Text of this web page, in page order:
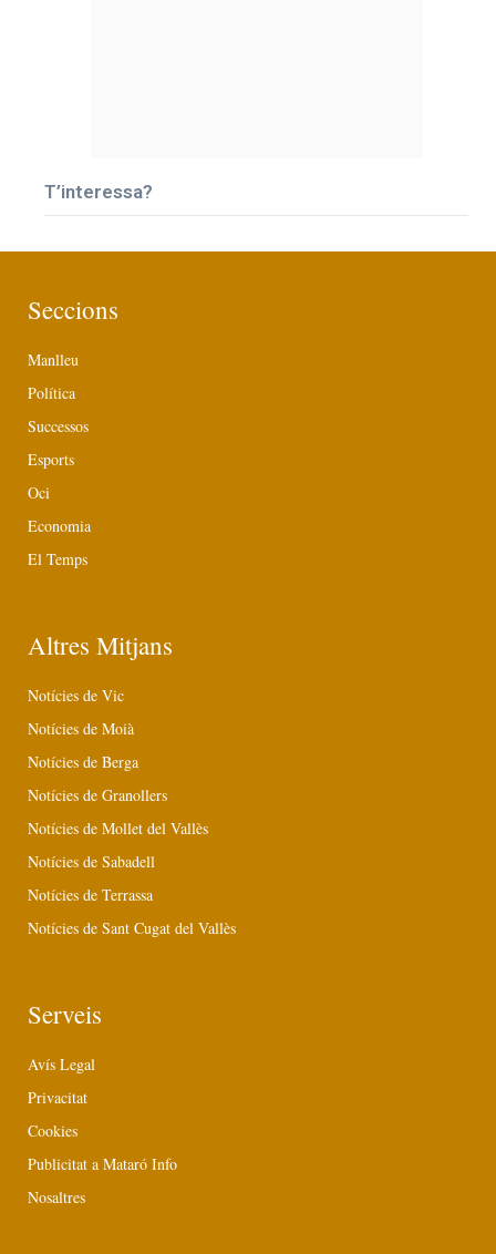
T’interessa?
Seccions
Manlleu
Política
Successos
Esports
Oci
Economia
El Temps
Altres Mitjans
Notícies de Vic
Notícies de Moià
Notícies de Berga
Notícies de Granollers
Notícies de Mollet del Vallès
Notícies de Sabadell
Notícies de Terrassa
Notícies de Sant Cugat del Vallès
Serveis
Avís Legal
Privacitat
Cookies
Publicitat a Mataró Info
Nosaltres